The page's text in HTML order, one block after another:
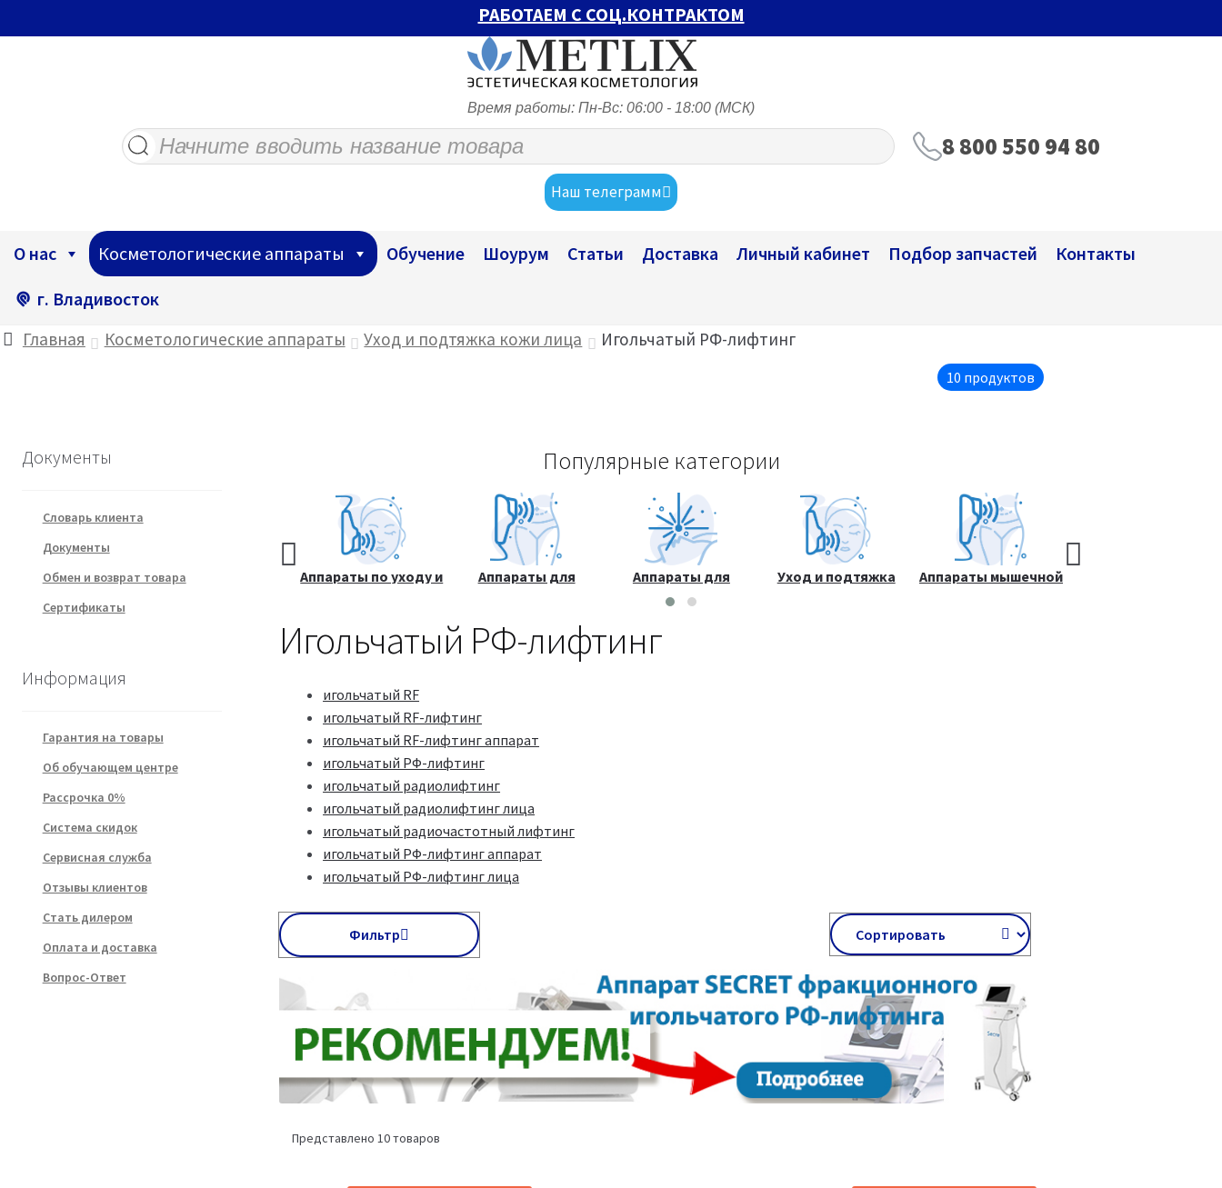
РАБОТАЕМ С СОЦ.КОНТРАКТОМ
Время работы: Пн-Вс: 06:00 - 18:00 (МСК)
Поиск
товаров
8 800 550 94 80
Наш телеграмм
О нас Косметологические аппараты Обучение Шоурум Статьи Доставка Личный кабинет Подбор запчастей
Контакты
г. Владивосток
Главная Косметологические аппараты Уход и подтяжка кожи лица Игольчатый РФ-лифтинг
10 продуктов
Популярные категории
Курсы
косметологии.
Все товары
Аппараты по уходу и
Аппараты для
коррекции фигуры
Аппараты для
лазерных процедур
Уход и подтяжка
Аппараты мышечной
Игольчатый РФ-лифтинг
игольчатый RF
игольчатый RF-лифтинг
игольчатый RF-лифтинг аппарат
игольчатый РФ-лифтинг
игольчатый радиолифтинг
игольчатый радиолифтинг лица
игольчатый радиочастотный лифтинг
игольчатый РФ-лифтинг аппарат
игольчатый РФ-лифтинг лица
Фильтр
Представлено 10 товаров
Документы
Словарь клиента
Документы
Обмен и возврат товара
Сертификаты
Информация
Гарантия на товары
Об обучающем центре
Рассрочка 0%
Система скидок
Сервисная служба
Отзывы клиентов
Стать дилером
Оплата и доставка
Вопрос-Ответ